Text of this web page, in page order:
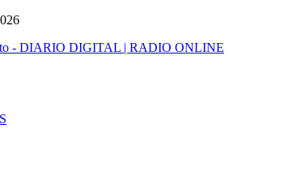
- DIARIO DIGITAL | RADIO ONLINE